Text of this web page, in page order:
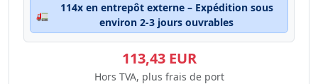
🚛
114x en entrepôt externe – Expédition sous
environ 2-3 jours ouvrables
113,43 EUR
Hors TVA, plus frais de port